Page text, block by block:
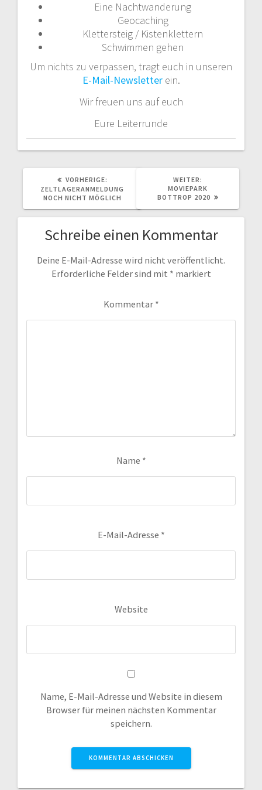
Eine Nachtwanderung
Geocaching
Klettersteig / Kistenklettern
Schwimmen gehen
Um nichts zu verpassen, tragt euch in unseren
E-Mail-Newsletterein.
Wir freuen uns auf euch
Eure Leiterrunde
VORHERIGE:
BEITRAG:
ZELTLAGERANMELDUNG
NOCH NICHT MÖGLICH
WEITER:
BEITRAG:
MOVIEPARK
BOTTROP 2020
Schreibe einen Kommentar
Deine E-Mail-Adresse wird nicht veröffentlicht.
Erforderliche Felder sind mit * markiert
Kommentar *
Name *
E-Mail-Adresse *
Website
Name, E-Mail-Adresse und Website in diesem
Browser für meinen nächsten Kommentar
speichern.